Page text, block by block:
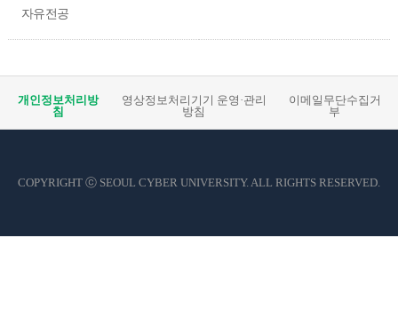
자유전공
개인정보처리방
침
영상정보처리기기 운영·관리
방침
이메일무단수집거
부
COPYRIGHT ⓒ SEOUL CYBER UNIVERSITY. ALL RIGHTS RESERVED.